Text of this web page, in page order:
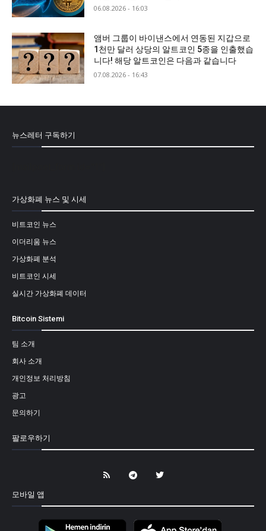
06.08.2026 - 16:03
앰버 그룹이 바이낸스에서 연동된 지갑으로
1천만 달러 상당의 알트코인 5종을 인출했습
니다! 해당 알트코인은 다음과 같습니다
07.08.2026 - 16:43
뉴스레터 구독하기
가상화폐 뉴스 및 시세
비트코인 뉴스
이더리움 뉴스
가상화폐 분석
비트코인 시세
실시간 가상화폐 데이터
Bitcoin Sistemi
팀 소개
회사 소개
개인정보 처리방침
광고
문의하기
팔로우하기
모바일 앱